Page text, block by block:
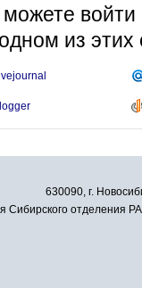
войти
из этих
630090, г.
Сибирского отделения